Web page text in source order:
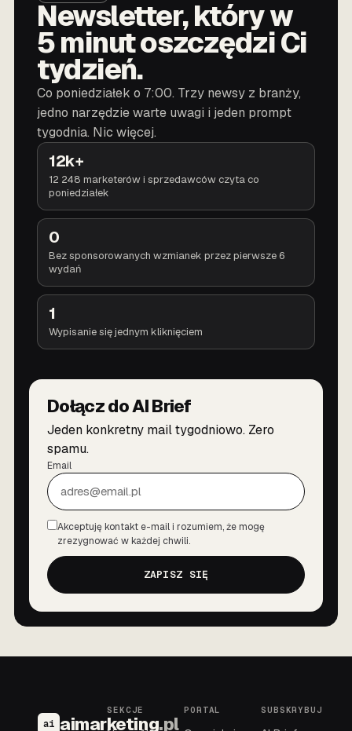
Newsletter, który w
5 minut oszczędzi Ci
tydzień.
Co poniedziałek o 7:00. Trzy newsy z branży,
jedno narzędzie warte uwagi i jeden prompt
tygodnia. Nic więcej.
12k+
12 248 marketerów i sprzedawców czyta co
poniedziałek
0
Bez sponsorowanych wzmianek przez pierwsze 6
wydań
1
Wypisanie się jednym kliknięciem
Dołącz do AI Brief
Jeden konkretny mail tygodniowo. Zero
spamu.
Email
Zgoda
Akceptuję kontakt e-mail i rozumiem, że mogę
zrezygnować w każdej chwili.
ZAPISZ SIĘ
ai aimarketing.pl
SEKCJE PORTAL SUBSKRYBUJ